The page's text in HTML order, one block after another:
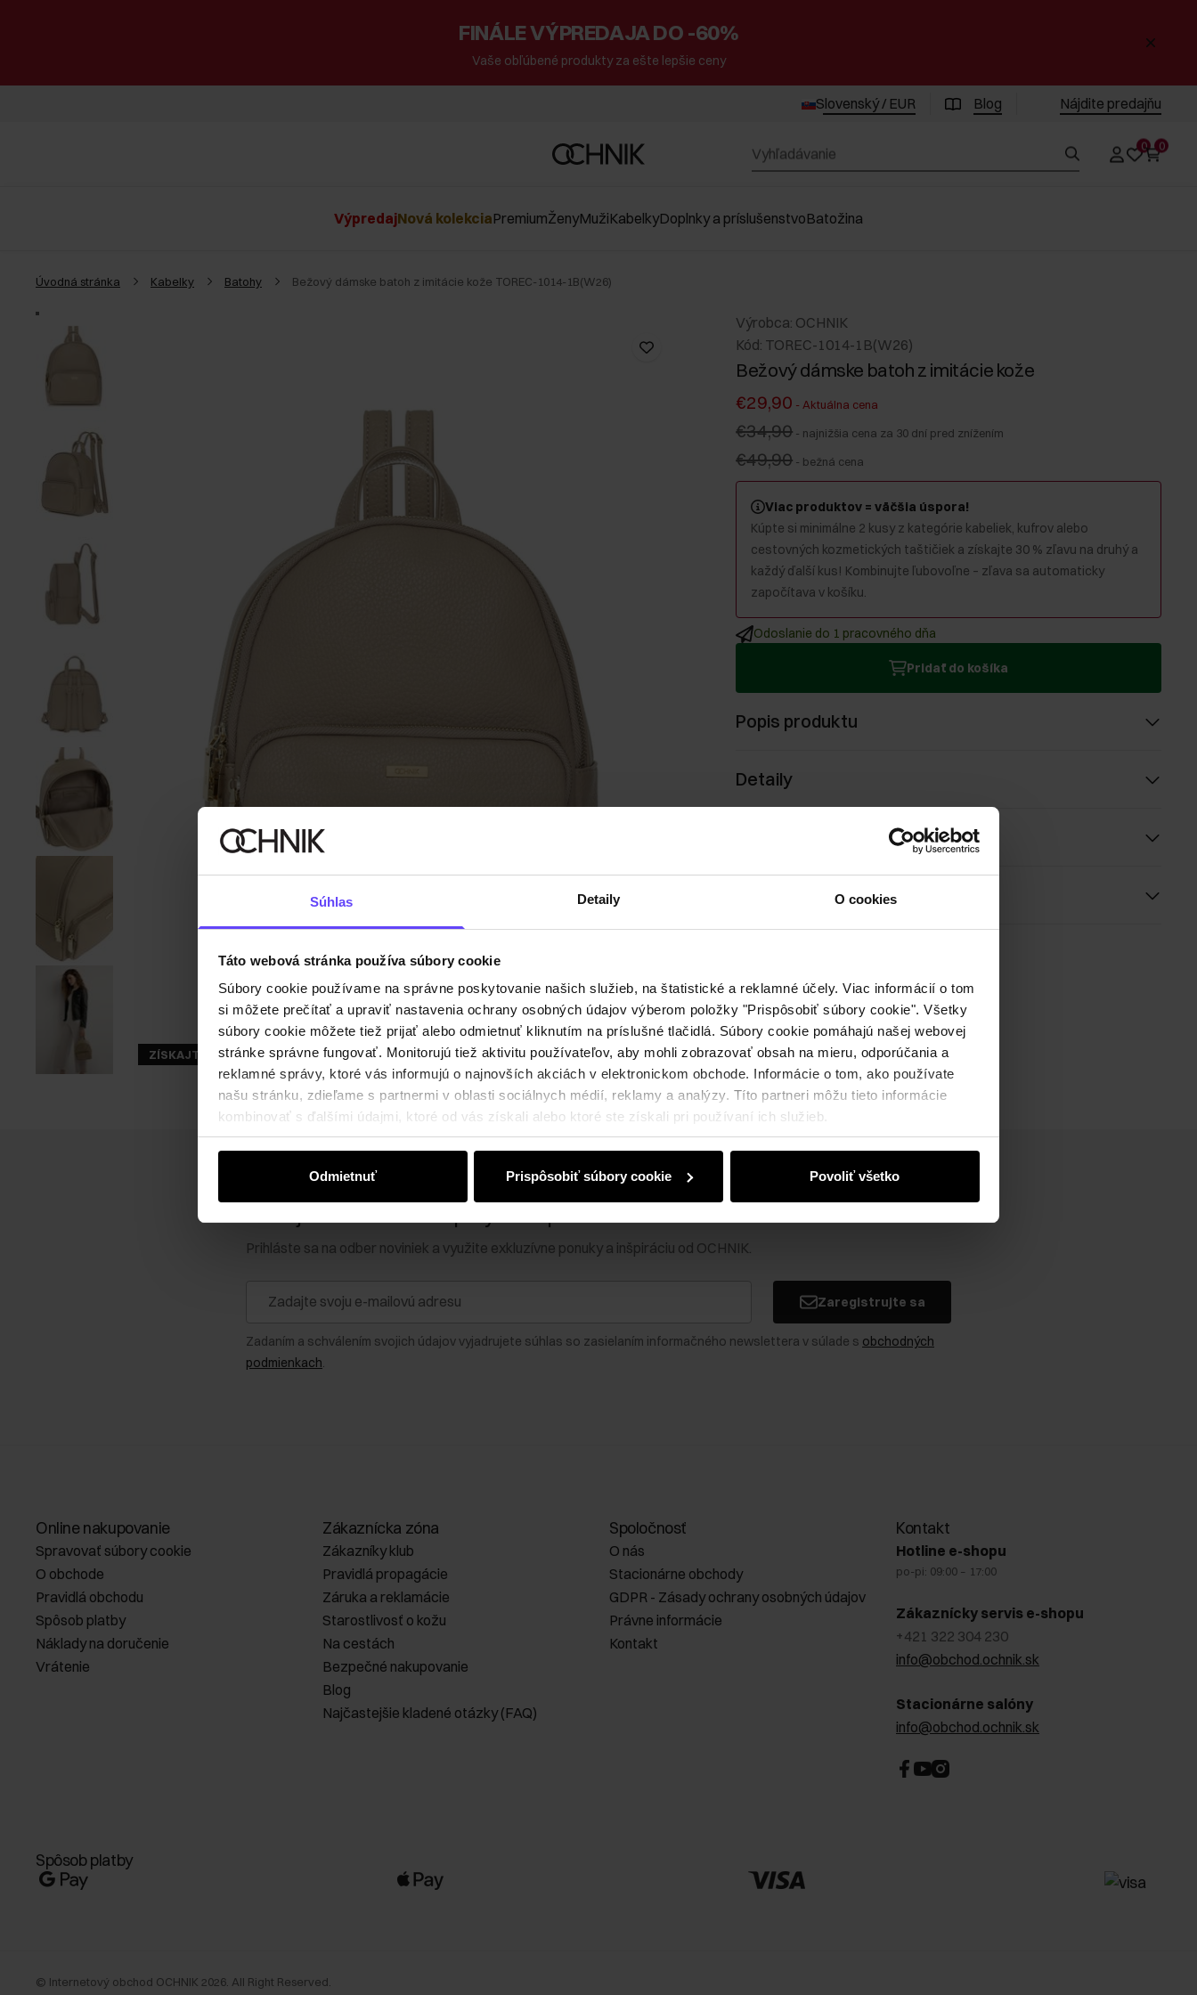
Súhlas Detaily O cookies
Táto webová stránka používa súbory cookie
Súbory cookie používame na správne poskytovanie našich služieb, na štatistické a reklamné účely. Viac informácií o tom
si môžete prečítať a upraviť nastavenia ochrany osobných údajov výberom položky "Prispôsobiť súbory cookie". Všetky
súbory cookie môžete tiež prijať alebo odmietnuť kliknutím na príslušné tlačidlá. Súbory cookie pomáhajú našej webovej
stránke správne fungovať. Monitorujú tiež aktivitu používateľov, aby mohli zobrazovať obsah na mieru, odporúčania a
reklamné správy, ktoré vás informujú o najnovších akciách v elektronickom obchode. Informácie o tom, ako používate
našu stránku, zdieľame s partnermi v oblasti sociálnych médií, reklamy a analýzy. Títo partneri môžu tieto informácie
kombinovať s ďalšími údajmi, ktoré od vás získali alebo ktoré ste získali pri používaní ich služieb.
Odmietnuť Prispôsobiť súbory cookie Povoliť všetko
FINÁLE VÝPREDAJA DO -60%
Vaše obľúbené produkty za ešte lepšie ceny
Slovenský / EUR Blog Nájdite predajňu
0 0
VýpredajNová kolekciaPremiumŽenyMužiKabelkyDoplnky a príslušenstvoBatožina
Úvodná stránka Kabelky Batohy Bežový dámske batoh z imitácie kože TOREC-1014-1B(W26)
ZÍSKAJTE -30%
Výrobca: OCHNIK
Kód: TOREC-1014-1B(W26)
Bežový dámske batoh z imitácie kože
€29,90 - Aktuálna cena
€34,90 - najnižšia cena za 30 dní pred znížením
€49,90 - bežná cena
Viac produktov = väčšia úspora!
Kúpte si minimálne 2 kusy z kategórie kabeliek, kufrov alebo
cestovných kozmetických taštičiek a získajte 30 % zľavu na druhý a
každý ďalší kus! Kombinujte ľubovoľne – zľava sa automaticky
započítava v košíku.
Odoslanie do 1 pracovného dňa
Pridať do košíka
Popis produktu
Detaily
Zloženie a rozmery
Prihláste sa na odber noviniek a využite exkluzívne ponuky a inšpiráciu od OCHNIK.
Zaregistrujte sa
Zadaním a schválením svojich údajov vyjadrujete súhlas so zasielaním informačného newslettera v súlade s obchodných
podmienkach.
Online nakupovanie
Spravovať súbory cookie
O obchode
Pravidlá obchodu
Spôsob platby
Náklady na doručenie
Vrátenie
Zákaznícka zóna
Zákazníky klub
Pravidlá propagácie
Záruka a reklamácie
Starostlivosť o kožu
Na cestách
Bezpečné nakupovanie
Blog
Najčastejšie kladené otázky (FAQ)
Spoločnosť
O nás
Stacionárne obchody
GDPR - Zásady ochrany osobných údajov
Právne informácie
Kontakt
Kontakt
Hotline e-shopu
po-pi: 09:00 – 17:00
Zákaznícky servis e-shopu
+421 322 304 230
info@obchod.ochnik.sk
Stacionárne salóny
info@obchod.ochnik.sk
Spôsob platby
© Internetový obchod OCHNIK 2026 . All Right Reserved.